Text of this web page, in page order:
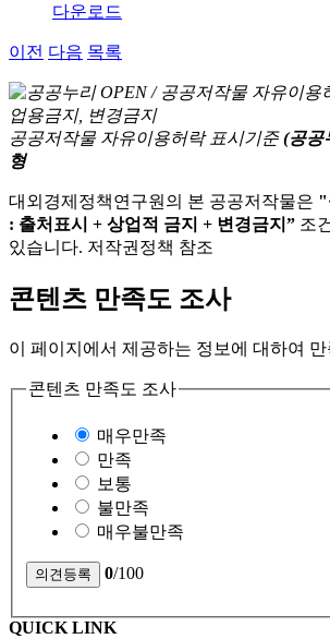
다운로드
이전 다음 목록
공공저작물 자유이용허락 표시기준 (공공
형
대외경제정책연구원의 본 공공저작물은 "
: 출처표시 + 상업적 금지 + 변경금지” 조
있습니다. 저작권정책 참조
콘텐츠 만족도 조사
이 페이지에서 제공하는 정보에 대하여
콘텐츠 만족도 조사
매우만족
만족
보통
불만족
매우불만족
0/100
QUICK LINK